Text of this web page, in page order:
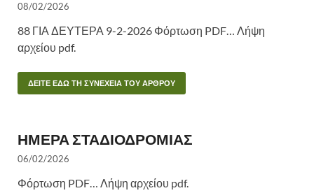
08/02/2026
88 ΓΙΑ ΔΕΥΤΕΡΑ 9-2-2026 Φόρτωση PDF… Λήψη
αρχείου pdf.
ΔΕΙΤΕ ΕΔΩ ΤΗ ΣΥΝΕΧΕΙΑ ΤΟΥ ΑΡΘΡΟΥ
ΗΜΕΡΑ ΣΤΑΔΙΟΔΡΟΜΙΑΣ
06/02/2026
Φόρτωση PDF… Λήψη αρχείου pdf.